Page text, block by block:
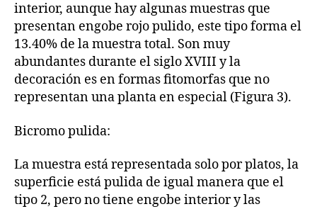
interior, aunque hay algunas muestras que
presentan engobe rojo pulido, este tipo forma el
13.40% de la muestra total. Son muy
abundantes durante el siglo XVIII y la
decoración es en formas fitomorfas que no
representan una planta en especial (Figura 3).
Bicromo pulida:
La muestra está representada solo por platos, la
superficie está pulida de igual manera que el
tipo 2, pero no tiene engobe interior y las